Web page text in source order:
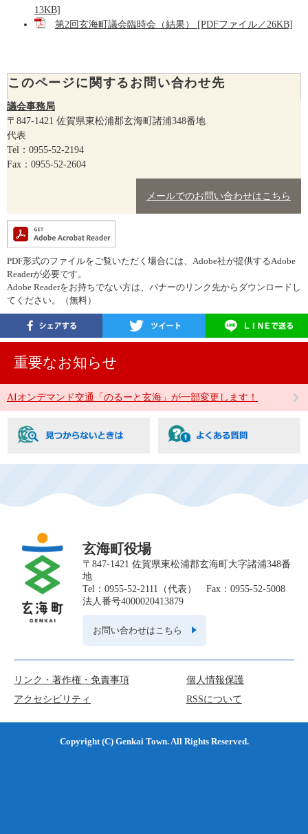
13KB]
第2回玄海町議会臨時会（結果） [PDFファイル／26KB]
このページに関するお問い合わせ先
議会事務局
〒847-1421 佐賀県東松浦郡玄海町諸浦348番地
代表
Tel：0955-52-2194
Fax：0955-52-2604
メールでのお問い合わせはこちら
PDF形式のファイルをご覧いただく場合には、Adobe社が提供するAdobe
Readerが必要です。
Adobe Readerをお持ちでない方は、バナーのリンク先からダウンロードし
てください。（無料）
重要なお知らせ
AIオンデマンド交通「のるーと玄海」が一部変更します！
玄海町役場
〒847-1421 佐賀県東松浦郡玄海町大字諸浦348番
地
Tel：0955-52-2111（代表） Fax：0955-52-5008
法人番号4000020413879
お問い合わせはこちら
リンク・著作権・免責事項
個人情報保護
アクセシビリティ
RSSについて
Copyright (C) Genkai Town. All Rights Reserved.